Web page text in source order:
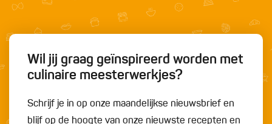
Wil jij graag geïnspireerd worden met
culinaire meesterwerkjes?
Schrijf je in op onze maandelijkse nieuwsbrief en
blijf op de hoogte van onze nieuwste recepten en